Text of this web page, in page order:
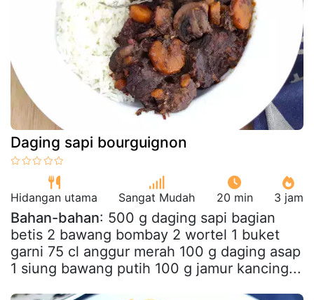
Daging sapi bourguignon
Hidangan utama Sangat Mudah 20 min 3 jam
Bahan-bahan: 500 g daging sapi bagian
betis 2 bawang bombay 2 wortel 1 buket
garni 75 cl anggur merah 100 g daging asap
1 siung bawang putih 100 g jamur kancing...